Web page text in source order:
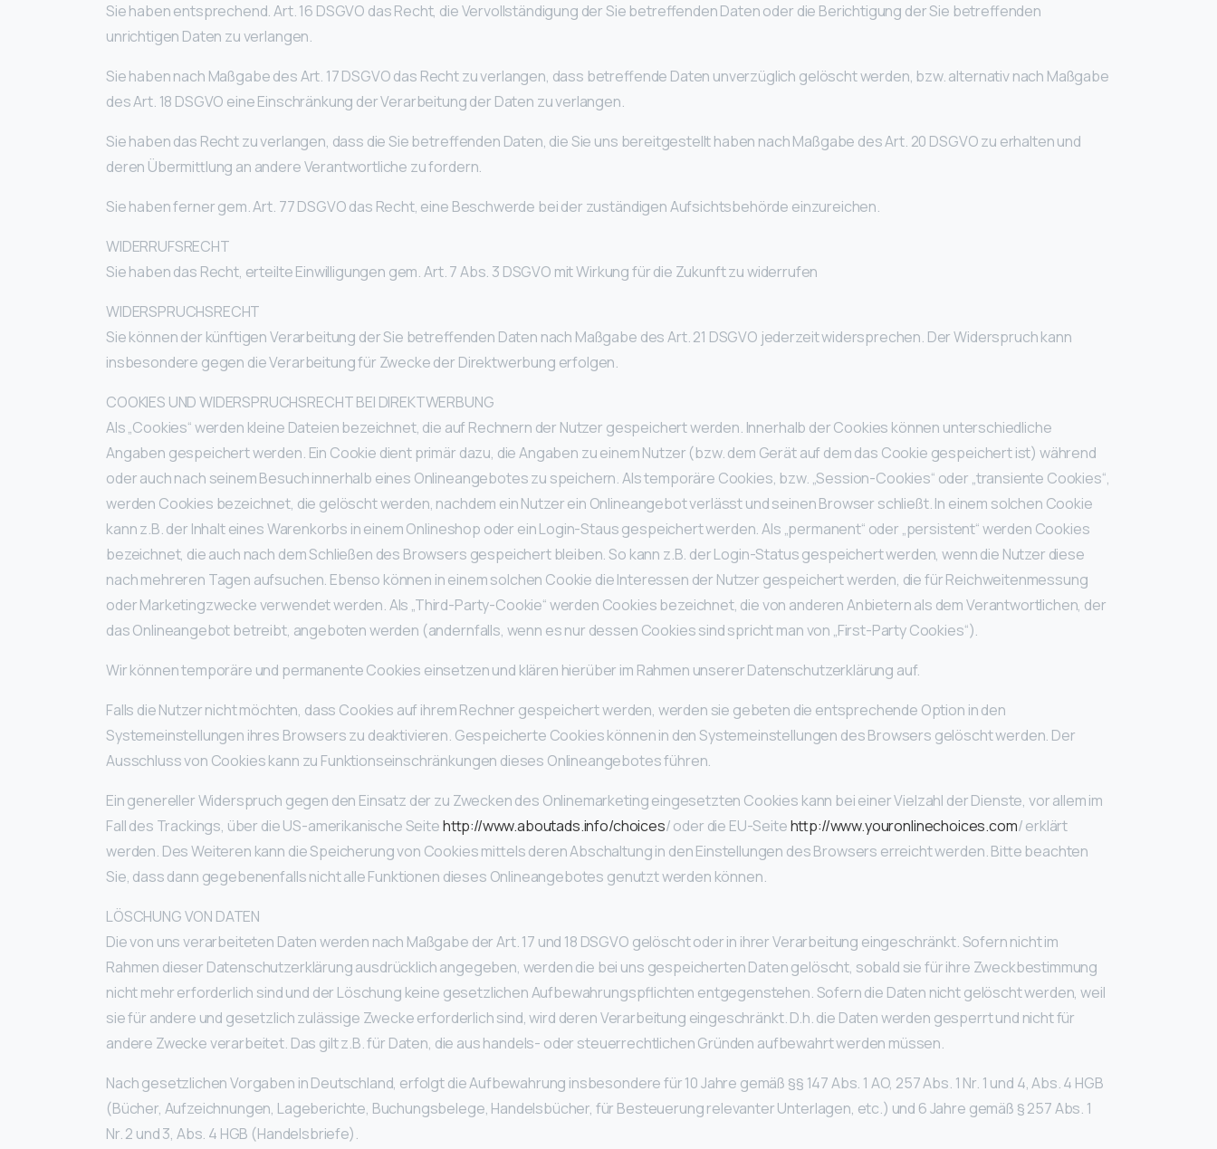
Sie haben entsprechend. Art. 16 DSGVO das Recht, die Vervollständigung der Sie betreffenden Daten oder die Berichtigung der Sie betreffenden
unrichtigen Daten zu verlangen.
Sie haben nach Maßgabe des Art. 17 DSGVO das Recht zu verlangen, dass betreffende Daten unverzüglich gelöscht werden, bzw. alternativ nach Maßgabe
des Art. 18 DSGVO eine Einschränkung der Verarbeitung der Daten zu verlangen.
Sie haben das Recht zu verlangen, dass die Sie betreffenden Daten, die Sie uns bereitgestellt haben nach Maßgabe des Art. 20 DSGVO zu erhalten und
deren Übermittlung an andere Verantwortliche zu fordern.
Sie haben ferner gem. Art. 77 DSGVO das Recht, eine Beschwerde bei der zuständigen Aufsichtsbehörde einzureichen.
WIDERRUFSRECHT
Sie haben das Recht, erteilte Einwilligungen gem. Art. 7 Abs. 3 DSGVO mit Wirkung für die Zukunft zu widerrufen
WIDERSPRUCHSRECHT
Sie können der künftigen Verarbeitung der Sie betreffenden Daten nach Maßgabe des Art. 21 DSGVO jederzeit widersprechen. Der Widerspruch kann
insbesondere gegen die Verarbeitung für Zwecke der Direktwerbung erfolgen.
COOKIES UND WIDERSPRUCHSRECHT BEI DIREKTWERBUNG
Als „Cookies“ werden kleine Dateien bezeichnet, die auf Rechnern der Nutzer gespeichert werden. Innerhalb der Cookies können unterschiedliche
Angaben gespeichert werden. Ein Cookie dient primär dazu, die Angaben zu einem Nutzer (bzw. dem Gerät auf dem das Cookie gespeichert ist) während
oder auch nach seinem Besuch innerhalb eines Onlineangebotes zu speichern. Als temporäre Cookies, bzw. „Session-Cookies“ oder „transiente Cookies“,
werden Cookies bezeichnet, die gelöscht werden, nachdem ein Nutzer ein Onlineangebot verlässt und seinen Browser schließt. In einem solchen Cookie
kann z.B. der Inhalt eines Warenkorbs in einem Onlineshop oder ein Login-Staus gespeichert werden. Als „permanent“ oder „persistent“ werden Cookies
bezeichnet, die auch nach dem Schließen des Browsers gespeichert bleiben. So kann z.B. der Login-Status gespeichert werden, wenn die Nutzer diese
nach mehreren Tagen aufsuchen. Ebenso können in einem solchen Cookie die Interessen der Nutzer gespeichert werden, die für Reichweitenmessung
oder Marketingzwecke verwendet werden. Als „Third-Party-Cookie“ werden Cookies bezeichnet, die von anderen Anbietern als dem Verantwortlichen, der
das Onlineangebot betreibt, angeboten werden (andernfalls, wenn es nur dessen Cookies sind spricht man von „First-Party Cookies“).
Wir können temporäre und permanente Cookies einsetzen und klären hierüber im Rahmen unserer Datenschutzerklärung auf.
Falls die Nutzer nicht möchten, dass Cookies auf ihrem Rechner gespeichert werden, werden sie gebeten die entsprechende Option in den
Systemeinstellungen ihres Browsers zu deaktivieren. Gespeicherte Cookies können in den Systemeinstellungen des Browsers gelöscht werden. Der
Ausschluss von Cookies kann zu Funktionseinschränkungen dieses Onlineangebotes führen.
Ein genereller Widerspruch gegen den Einsatz der zu Zwecken des Onlinemarketing eingesetzten Cookies kann bei einer Vielzahl der Dienste, vor allem im
Fall des Trackings, über die US-amerikanische Seitehttp://www.aboutads.info/choices/ oder die EU-Seitehttp://www.youronlinechoices.com/ erklärt
werden. Des Weiteren kann die Speicherung von Cookies mittels deren Abschaltung in den Einstellungen des Browsers erreicht werden. Bitte beachten
Sie, dass dann gegebenenfalls nicht alle Funktionen dieses Onlineangebotes genutzt werden können.
LÖSCHUNG VON DATEN
Die von uns verarbeiteten Daten werden nach Maßgabe der Art. 17 und 18 DSGVO gelöscht oder in ihrer Verarbeitung eingeschränkt. Sofern nicht im
Rahmen dieser Datenschutzerklärung ausdrücklich angegeben, werden die bei uns gespeicherten Daten gelöscht, sobald sie für ihre Zweckbestimmung
nicht mehr erforderlich sind und der Löschung keine gesetzlichen Aufbewahrungspflichten entgegenstehen. Sofern die Daten nicht gelöscht werden, weil
sie für andere und gesetzlich zulässige Zwecke erforderlich sind, wird deren Verarbeitung eingeschränkt. D.h. die Daten werden gesperrt und nicht für
andere Zwecke verarbeitet. Das gilt z.B. für Daten, die aus handels- oder steuerrechtlichen Gründen aufbewahrt werden müssen.
Nach gesetzlichen Vorgaben in Deutschland, erfolgt die Aufbewahrung insbesondere für 10 Jahre gemäß §§ 147 Abs. 1 AO, 257 Abs. 1 Nr. 1 und 4, Abs. 4 HGB
(Bücher, Aufzeichnungen, Lageberichte, Buchungsbelege, Handelsbücher, für Besteuerung relevanter Unterlagen, etc.) und 6 Jahre gemäß § 257 Abs. 1
Nr. 2 und 3, Abs. 4 HGB (Handelsbriefe).